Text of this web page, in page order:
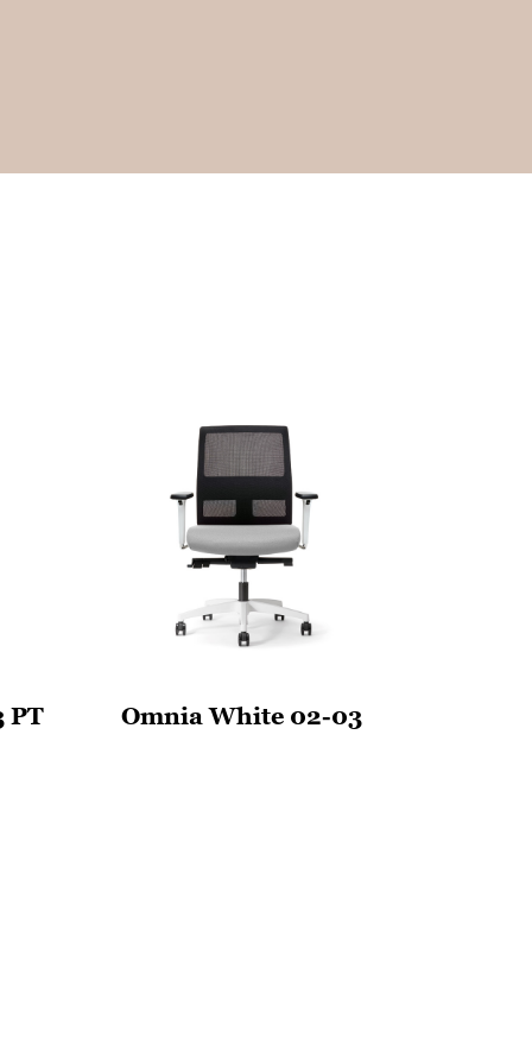
PT Omnia White 02-03